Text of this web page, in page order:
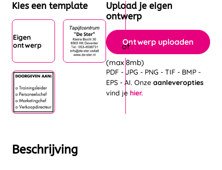
Beschrijving
Kies een template
Eigen
ontwerp
Upload je eigen
ontwerp
Ontwerp uploaden
(max 8mb)
PDF - JPG - PNG - TIF - BMP -
EPS - AI. Onze aanleveropties
vind je hier.